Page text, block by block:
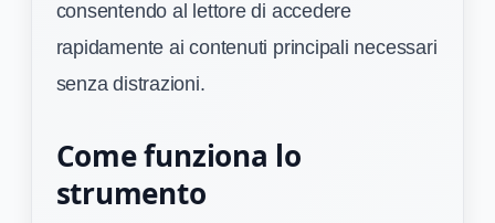
consentendo al lettore di accedere
rapidamente ai contenuti principali necessari
senza distrazioni.
Come funziona lo
strumento